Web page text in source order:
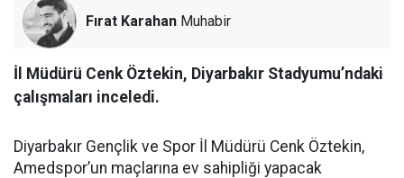
Fırat Karahan Muhabir
İl Müdürü Cenk Öztekin, Diyarbakır Stadyumu’ndaki
çalışmaları inceledi.
Diyarbakır Gençlik ve Spor İl Müdürü Cenk Öztekin,
Amedspor’un maçlarına ev sahipliği yapacak